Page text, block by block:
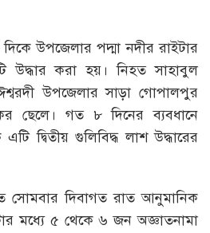
উপজেলার পদ্মা নদীর রাইটার
উদ্ধার করা হয়। নিহত সাহাবুল
উপজেলার সাড়া গোপালপুর
ছেলে। গত ৮ দিনের ব্যবধানে
দ্বিতীয় গুলিবিদ্ধ লাশ উদ্ধারের
সোমবার দিবাগত রাত আনুমানিক
মধ্যে ৫ থেকে ৬ জন অজ্ঞাতনামা